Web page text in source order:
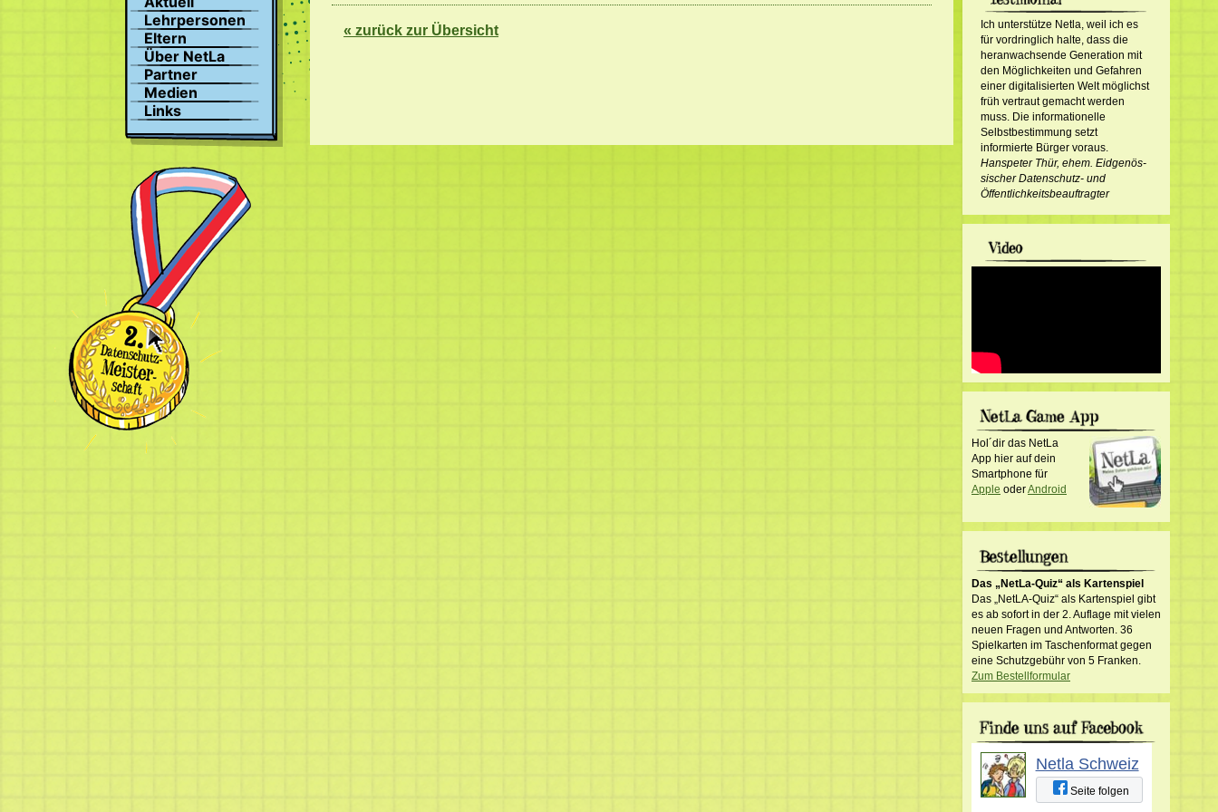
Suchen
Lehrpersonen
Eltern
Über NetLa
Partner
Medien
Links
« zurück zur Übersicht
Ich unterstütze Netla, weil ich es
für vordringlich halte, dass die
heranwachsende Generation mit
den Möglichkeiten und Gefahren
einer digitalisierten Welt möglichst
früh vertraut gemacht werden
muss. Die informationelle
Selbstbestimmung setzt
informierte Bürger voraus.
Hanspeter Thür, ehem. Eid­ge­nös­
sisch­er Datenschutz- und
Öffentlichkeitsbeauftragter
Hol´dir das NetLa
App hier auf dein
Smartphone für
Apple oderAndroid
Das „NetLa-Quiz“ als Kartenspiel
Das „NetLA-Quiz“ als Kartenspiel gibt
es ab sofort in der 2. Auflage mit vielen
neuen Fragen und Antworten. 36
Spielkarten im Taschenformat gegen
eine Schutzgebühr von 5 Franken.
Zum Bestellformular
Netla Schweiz
Seite folgen